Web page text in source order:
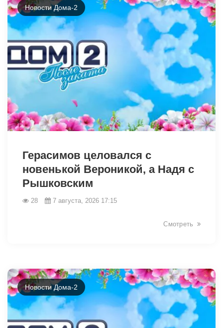
Новости Дома-2
Герасимов целовался с
новенькой Вероникой, а Надя с
Рышковским
28 7 августа, 2026 17:15
Смотреть
Новости Дома-2